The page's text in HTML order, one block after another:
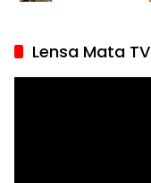
Lensa Mata TV